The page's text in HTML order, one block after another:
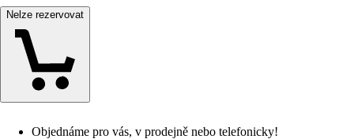
Nelze rezervovat
Objednáme pro vás, v prodejně nebo telefonicky!